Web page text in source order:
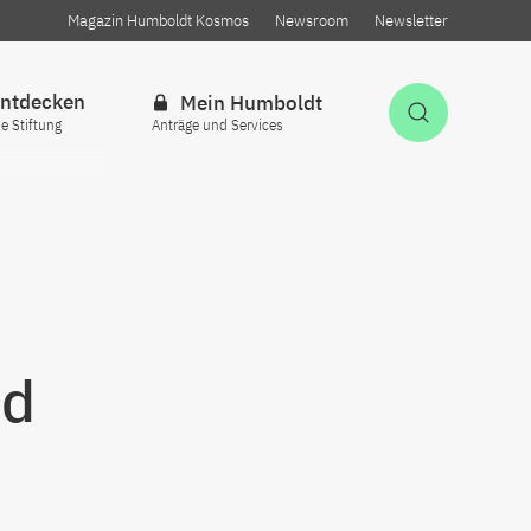
Magazin Humboldt Kosmos Newsroom Newsletter
Stiftung
Mein Humboldt
Anträge und Services